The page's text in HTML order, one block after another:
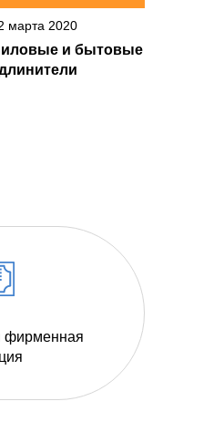
марта 2020
и бытовые
фирменная